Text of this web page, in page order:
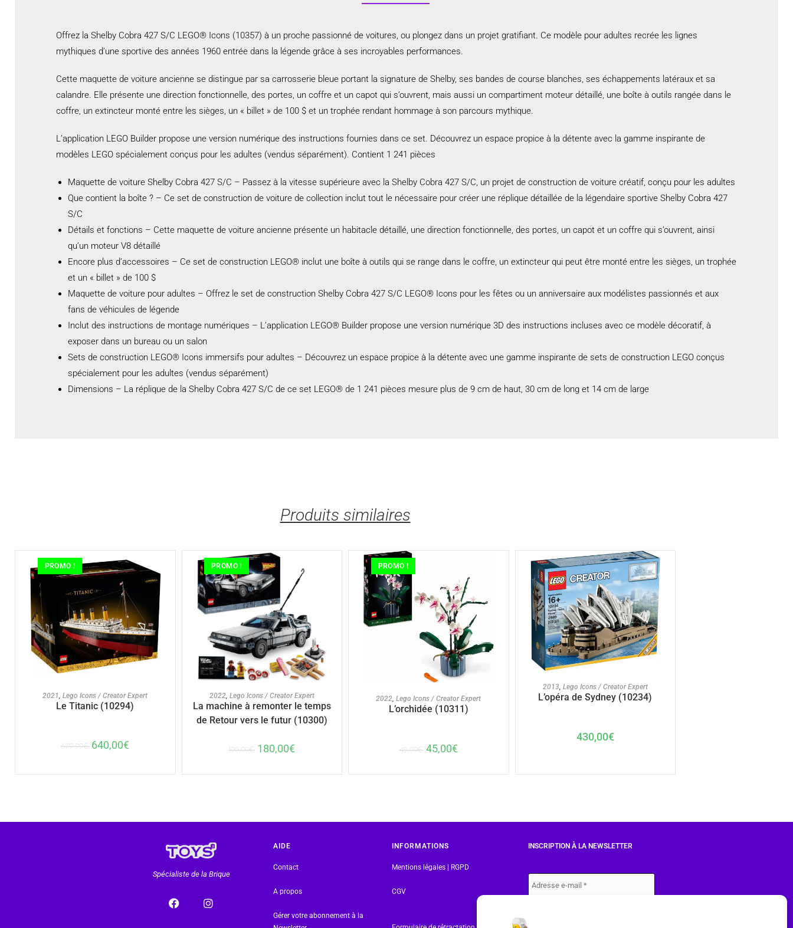
Offrez la Shelby Cobra 427 S/C LEGO® Icons (10357) à un proche passionné de voitures, ou plongez dans un projet gratifiant. Ce modèle pour adultes recrée les lignes
mythiques d’une sportive des années 1960 entrée dans la légende grâce à ses incroyables performances.
Cette maquette de voiture ancienne se distingue par sa carrosserie bleue portant la signature de Shelby, ses bandes de course blanches, ses échappements latéraux et sa
calandre. Elle présente une direction fonctionnelle, des portes, un coffre et un capot qui s’ouvrent, mais aussi un compartiment moteur détaillé, une boîte à outils rangée dans le
coffre, un extincteur monté entre les sièges, un « billet » de 100 $ et un trophée rendant hommage à son parcours mythique.
L’application LEGO Builder propose une version numérique des instructions fournies dans ce set. Découvrez un espace propice à la détente avec la gamme inspirante de
modèles LEGO spécialement conçus pour les adultes (vendus séparément). Contient 1 241 pièces
Maquette de voiture Shelby Cobra 427 S/C – Passez à la vitesse supérieure avec la Shelby Cobra 427 S/C, un projet de construction de voiture créatif, conçu pour les adultes
Que contient la boîte ? – Ce set de construction de voiture de collection inclut tout le nécessaire pour créer une réplique détaillée de la légendaire sportive Shelby Cobra 427
S/C
Détails et fonctions – Cette maquette de voiture ancienne présente un habitacle détaillé, une direction fonctionnelle, des portes, un capot et un coffre qui s’ouvrent, ainsi
qu’un moteur V8 détaillé
Encore plus d’accessoires – Ce set de construction LEGO® inclut une boîte à outils qui se range dans le coffre, un extincteur qui peut être monté entre les sièges, un trophée
et un « billet » de 100 $
Maquette de voiture pour adultes – Offrez le set de construction Shelby Cobra 427 S/C LEGO® Icons pour les fêtes ou un anniversaire aux modélistes passionnés et aux
fans de véhicules de légende
Inclut des instructions de montage numériques – L’application LEGO® Builder propose une version numérique 3D des instructions incluses avec ce modèle décoratif, à
exposer dans un bureau ou un salon
Sets de construction LEGO® Icons immersifs pour adultes – Découvrez un espace propice à la détente avec une gamme inspirante de sets de construction LEGO conçus
spécialement pour les adultes (vendus séparément)
Dimensions – La réplique de la Shelby Cobra 427 S/C de ce set LEGO® de 1 241 pièces mesure plus de 9 cm de haut, 30 cm de long et 14 cm de large
Produits similaires
PROMO !
AJOUTER AU PANIER
2021,Lego Icons / Creator Expert
Le Titanic (10294)
679,99€ 640,00€
PROMO !
AJOUTER AU PANIER
2022, Lego Icons / Creator Expert
La machine à remonter le temps
de Retour vers le futur (10300)
199,99€ 180,00€
PROMO !
AJOUTER AU PANIER
2022,Lego Icons / Creator Expert
L’orchidée (10311)
49,99€ 45,00€
AJOUTER AU PANIER
2013, Lego Icons / Creator Expert
L’opéra de Sydney (10234)
430,00€
Spécialiste de la Brique
AIDE
Contact
A propos
Gérer votre abonnement à la
INFORMATIONS
Mentions légales | RGPD
CGV
INSCRIPTION À LA NEWSLETTER